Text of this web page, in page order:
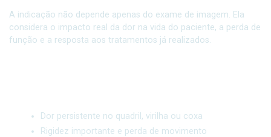
A indicação não depende apenas do exame de imagem. Ela
considera o impacto real da dor na vida do paciente, a perda de
função e a resposta aos tratamentos já realizados.
Dor persistente no quadril, virilha ou coxa
Rigidez importante e perda de movimento